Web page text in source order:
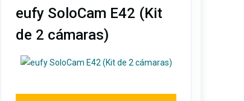
eufy SoloCam E42 (Kit
de 2 cámaras)